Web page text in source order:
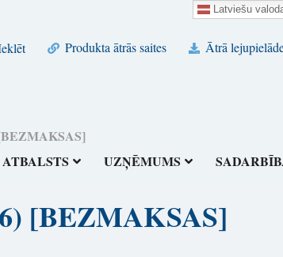
Produkta ātrās saites Ātrā
ATBALSTS UZŅĒMUMS
[BEZMAKSAS]
Latviešu